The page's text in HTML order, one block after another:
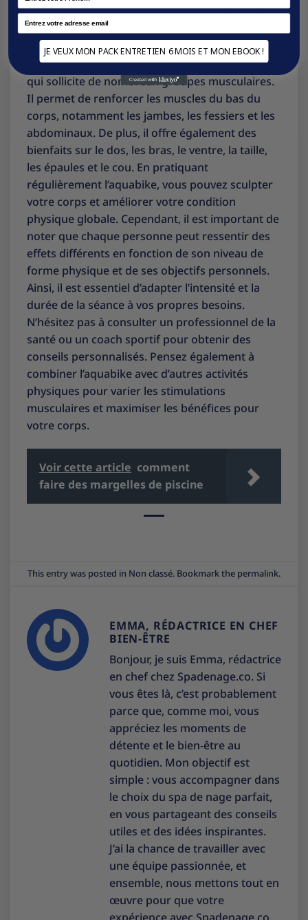
ainsi un entraînement complet et équilibré pour
une meilleure condition physique.
L’aquabike est une activité physique complète
qui sollicite de nombreux groupes musculaires.
Il permet de renforcer les muscles du bas du
corps, notamment les jambes, les fessiers et les
abdominaux. De plus, il offre également des
bienfaits sur le dos, les bras, le ventre, la taille,
les épaules et le cou. En pratiquant
régulièrement l’aquabike, vous pouvez sculpter
votre corps et améliorer votre condition
physique globale. Cependant, il est important de
noter que chaque personne peut ressentir des
effets différents en fonction de son niveau de
forme physique et de ses objectifs personnels.
Ainsi, il est essentiel d’adapter l’intensité et la
durée de la séance à vos propres besoins.
N’hésitez pas à consulter un professionnel de la
santé ou un coach sportif pour obtenir des
conseils personnalisés. Pensez également à
combiner l’aquabike avec d’autres activités
physiques pour varier les stimulations
musculaires et maximiser les bénéfices pour
votre corps.
Voir cette article comment
faire des margelles de piscine
This entry was posted in Non classé. Bookmark the permalink.
EMMA, RÉDACTRICE EN CHEF
BIEN-ÊTRE
Bonjour, je suis Emma, rédactrice
en chef chez Spadenage.co. Si
vous êtes là, c’est probablement
parce que, comme moi, vous
appréciez les moments de
détente et le bien-être au
quotidien. Mon objectif est
simple : vous accompagner dans
le choix du spa de nage parfait,
en vous partageant des conseils
utiles et des idées inspirantes.
J’ai la chance de travailler avec
une équipe passionnée, et
ensemble, nous mettons tout en
œuvre pour que votre
expérience avec Spadenage.co
Email
JE VEUX MON PACK ENTRETIEN 6 MOIS ET MON EBOOK !